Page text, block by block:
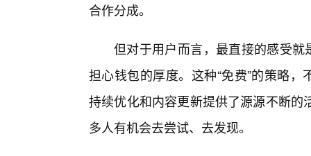
合作分成。
但对于用户而言，最直接的感受就
担心钱包的厚度。这种“免费”的策略
持续优化和内容更新提供了源源不断
多人有机会去尝试、去发现。